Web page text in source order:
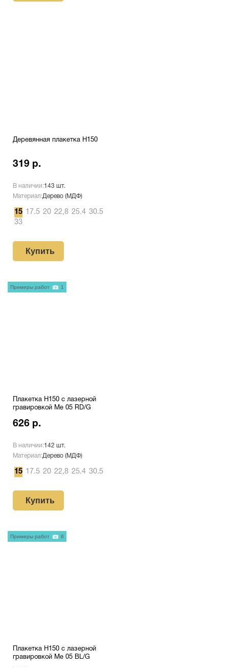
Деревянная плакетка H150
319 р.
В наличии:143 шт.
Материал:Дерево (МДФ)
15 17.5 20 22,8 25.4 30.5
33
Купить
Плакетка H150 с лазерной
гравировкой Me 05 RD/G
626 р.
В наличии:142 шт.
Материал:Дерево (МДФ)
15 17.5 20 22,8 25.4 30.5
Купить
Примеры работ 1
Плакетка H150 с лазерной
гравировкой Me 05 BL/G
Примеры работ 8